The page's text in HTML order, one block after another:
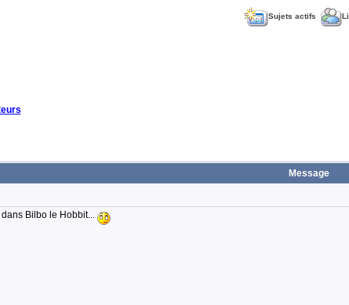
Sujets actifs
Message
Bilbo le Hobbit...